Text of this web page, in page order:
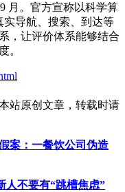
月。官方宣称以科学算
实导航、搜索、到达等
，让评价体系能够结合
。
站原创文章，转载时请
案：一餐饮公司伪造
人不要有“跳槽焦虑”